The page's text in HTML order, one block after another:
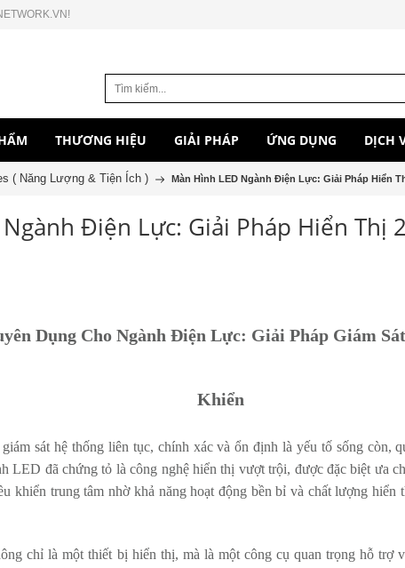
THƯƠNG HIỆU GIẢI PHÁP ỨNG DỤNG DỊCH
( Năng Lượng & Tiện Ích ) Màn Hình LED Ngành Điện Lực: Giải Pháp Hiển
Điện Lực: Giải Pháp Hiển Thị
Dụng Cho Ngành Điện Lực: Giải Pháp Giám
Khiển
sát hệ thống liên tục, chính xác và ổn định là yếu tố sống còn,
LED đã chứng tỏ là công nghệ hiển thị vượt trội, được đặc biệt ưa
khiển trung tâm nhờ khả năng hoạt động bền bỉ và chất lượng hiển
chỉ là một thiết bị hiển thị, mà là một công cụ quan trọng hỗ trợ